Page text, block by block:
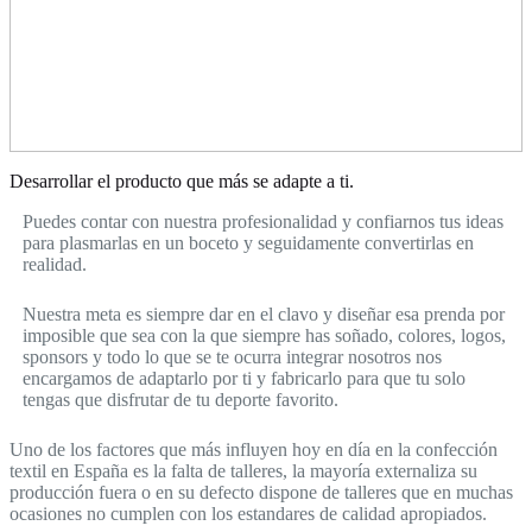
Desarrollar el producto que más se adapte a ti.
Puedes contar con nuestra profesionalidad y confiarnos tus ideas
para plasmarlas en un boceto y seguidamente convertirlas en
realidad.
Nuestra meta es siempre dar en el clavo y diseñar esa prenda por
imposible que sea con la que siempre has soñado, colores, logos,
sponsors y todo lo que se te ocurra integrar nosotros nos
encargamos de adaptarlo por ti y fabricarlo para que tu solo
tengas que disfrutar de tu deporte favorito.
Uno de los factores que más influyen hoy en día en la confección
textil en España es la falta de talleres, la mayoría externaliza su
producción fuera o en su defecto dispone de talleres que en muchas
ocasiones no cumplen con los estandares de calidad apropiados.